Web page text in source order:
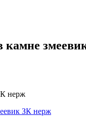
камне
нерж